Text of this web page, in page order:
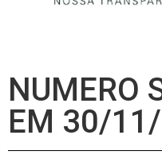
NUMERO
EM 30/